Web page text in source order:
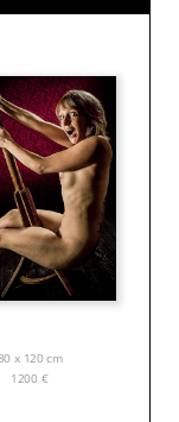
x 120 cm
1200 €